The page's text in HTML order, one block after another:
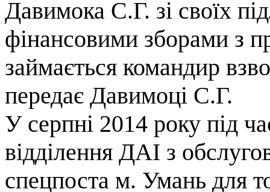
Давимока С.Г. зі своїх
фінансовими зборами з
займається командир
передає Давимоці С.Г.
У серпні 2014 року під
відділення ДАІ з
спецпоста м. Умань для